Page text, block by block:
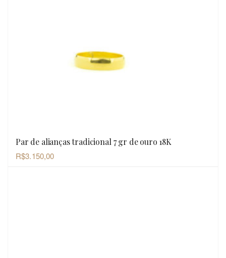
OLHADA RÁPIDA
Par de alianças tradicional 7 gr de ouro 18K
R$3.150,00